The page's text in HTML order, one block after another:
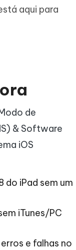
aqui para
de
& Software
iOS
do iPad sem um
iTunes/PC
e falhas no